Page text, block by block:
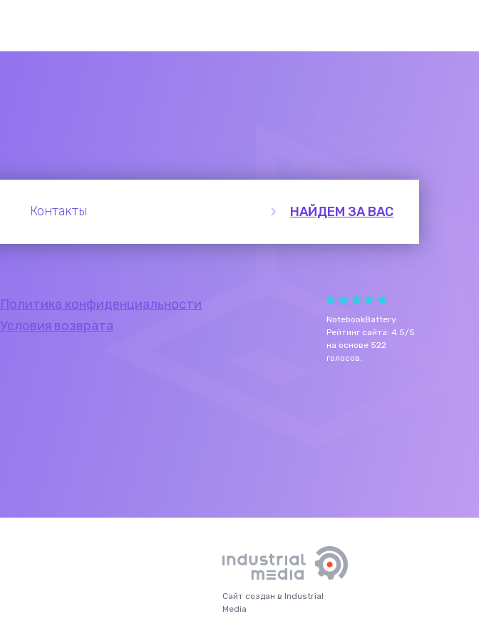
Контакты НАЙДЕМ ЗА ВАС
Политика конфиденциальности
Условия возврата
NotebookBattery.
Рейтинг сайта: 4.5/5
на основе 522
голосов.
Сайт создан в Industrial
Media